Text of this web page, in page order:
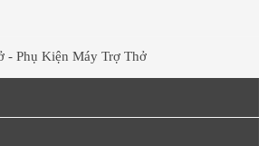
- Phụ Kiện Máy Trợ Thở